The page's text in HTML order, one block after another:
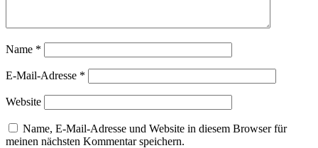
Name *
E-Mail-Adresse *
Website
Name, E-Mail-Adresse und Website in diesem Browser für
meinen nächsten Kommentar speichern.